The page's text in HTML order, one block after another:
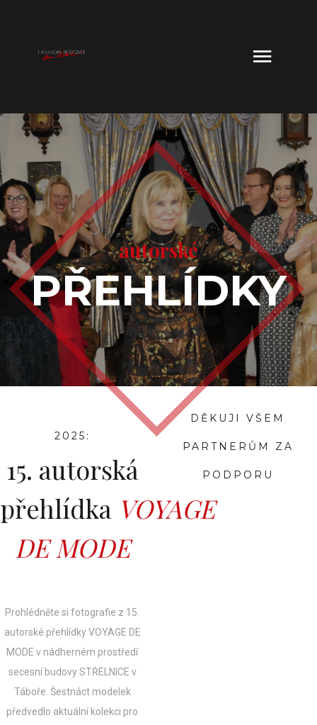
autorské
PŘEHLÍDKY
2025:
15. autorská
přehlídka VOYAGE
DE MODE
Prohlédněte si fotografie z 15.
autorské přehlídky VOYAGE DE
MODE v nádherném prostředí
secesní budovy STŘELNICE v
Táboře. Šestnáct modelek
předvedlo aktuální kolekci pro
DĚKUJI VŠEM
PARTNERŮM ZA
PODPORU